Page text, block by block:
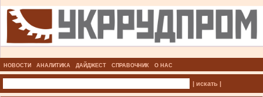
НОВОСТИ АНАЛИТИКА ДАЙДЖЕСТ СПРАВОЧНИК О НАС
| искать |